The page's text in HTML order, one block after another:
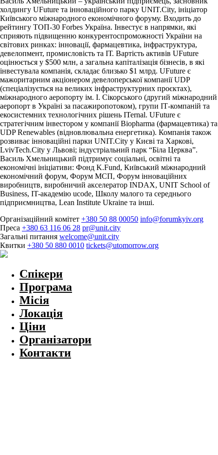
холдингу UFuture та інноваційного парку UNIT.City, ініціатор
Київського міжнародного економічного форуму. Входить до
рейтингу ТОП-30 Forbes Україна. Інвестує в напрямки, які
сприяють підвищенню конкурентоспроможності України на
світових ринках: інновації, фармацевтика, інфраструктура,
девелопмент, промисловість та ІТ. Вартість активів UFuture
оцінюється у $500 млн, а загальна капіталізація бізнесів, в які
інвестувала компанія, складає близько $1 млрд. UFuture є
мажоритарним акціонером девелоперської компанії UDP
(спеціалізується на великих інфраструктурних проєктах),
міжнародного аеропорту ім. І. Сікорського (другий міжнародний
аеропорт в Україні за пасажиропотоком), групи ІТ-компаній та
екосистемних технологічних рішень ITernal. UFuture є
стратегічним інвестором у компанії Biopharma (фармацевтика) та
UDP Renewables (відновлювальна енергетика). Компанія також
розвиває інноваційні парки UNIT.City у Києві та Харкові,
LvivTech.City у Львові; індустріальний парк “Біла Церква”.
Василь Хмельницький підтримує соціальні, освітні та
економічні ініціативи: Фонд K.Fund, Київський міжнародний
економічний форум, Форум МСП, Форум інноваційних
виробництв, виробничий акселератор INDAX, UNIT School of
Business, IT-академію ucode, Школу малого та середнього
підприємництва, Lean Institute Ukraine та інші.
Організаційний комітет +380 50 88 00050 info@forumkyiv.org
Преса +380 63 116 06 28 pr@unit.city
Загальні питання welcome@unit.city
Квитки +380 50 880 0010 tickets@utomorrow.org
Спікери
Програма
Місія
Локація
Ціни
Організатори
Контакти